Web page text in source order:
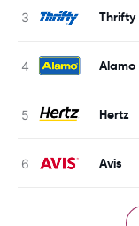
Thrifty
Alamo
Hertz
Avis